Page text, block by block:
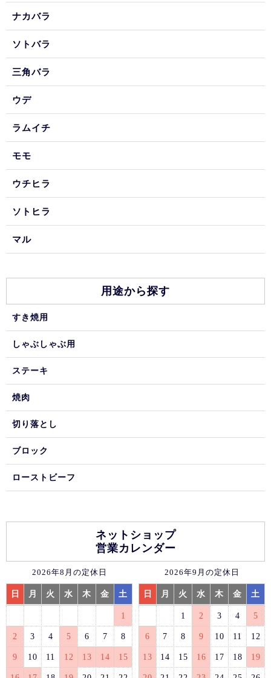
ナカバラ
ソトバラ
三角バラ
ウデ
ラムイチ
モモ
ウチヒラ
ソトヒラ
マル
用途から探す
すき焼用
しゃぶしゃぶ用
ステーキ
焼肉
切り落とし
ブロック
ローストビーフ
ネットショップ
営業カレンダー
2026年8月の定休日
日 月 火 水 木 金 土
1
2 3 4 5 6 7 8
9 10 11 12 13 14 15
2026年9月の定休日
日 月 火 水 木 金 土
1 2 3 4 5
6 7 8 9 10 11 12
13 14 15 16 17 18 19